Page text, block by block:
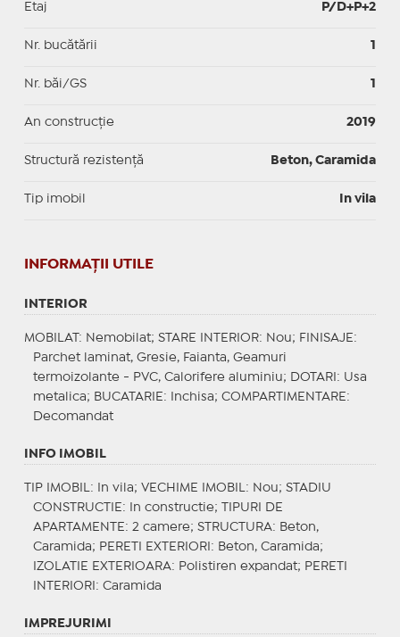
Etaj P/D+P+2
Nr. bucătării 1
Nr. băi/GS 1
An construcție 2019
Structură rezistență Beton, Caramida
Tip imobil In vila
INFORMAŢII UTILE
INTERIOR
MOBILAT : Nemobilat; STARE INTERIOR: Nou; FINISAJE :
Parchet laminat, Gresie, Faianta, Geamuri
termoizolante - PVC, Calorifere aluminiu;
DOTARI : Usa
metalica; BUCATARIE : Inchisa; COMPARTIMENTARE :
Decomandat
INFO IMOBIL
TIP IMOBIL : In vila; VECHIME IMOBIL : Nou; STADIU
CONSTRUCTIE : In constructie;
TIPURI DE
APARTAMENTE : 2 camere; STRUCTURA: Beton,
Caramida; PERETI EXTERIORI : Beton, Caramida;
IZOLATIE EXTERIOARA: Polistiren expandat; PERETI
INTERIORI : Caramida
IMPREJURIMI